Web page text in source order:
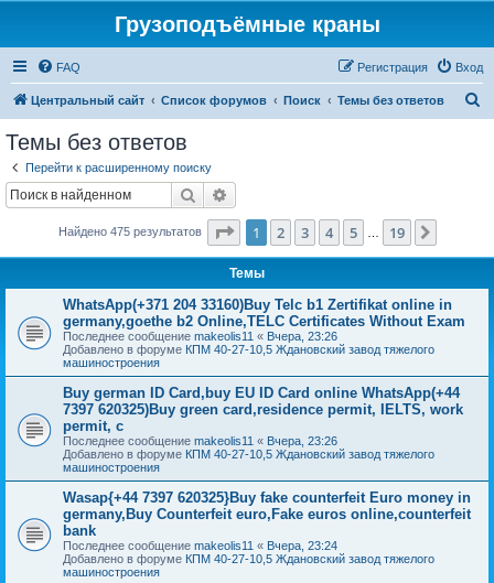
Грузоподъёмные краны
FAQ Вход
Регистрация
Центральный сайт Список форумов Поиск Темы без ответов
Темы без ответов
Перейти к расширенному поиску
Поиск
Найдено 475 результатов Страница из 19
1 2 3 4 5 19
Темы
WhatsApp(+371 204 33160)Buy Telc b1 Zertifikat online in
germany,goethe b2 Online,TELC Certificates Without Exam
Последнее сообщение makeolis11 « Вчера, 23:26
Добавлено в форуме КПМ 40-27-10,5 Ждановский завод тяжелого
машиностроения
Buy german ID Card,buy EU ID Card online WhatsApp(+44
7397 620325)Buy green card,residence permit, IELTS, work
permit, c
Последнее сообщение makeolis11 « Вчера, 23:26
Добавлено в форуме КПМ 40-27-10,5 Ждановский завод тяжелого
машиностроения
Wasap{+44 7397 620325}Buy fake counterfeit Euro money in
germany,Buy Counterfeit euro,Fake euros online,counterfeit
bank
Последнее сообщение makeolis11 « Вчера, 23:24
Добавлено в форуме КПМ 40-27-10,5 Ждановский завод тяжелого
машиностроения